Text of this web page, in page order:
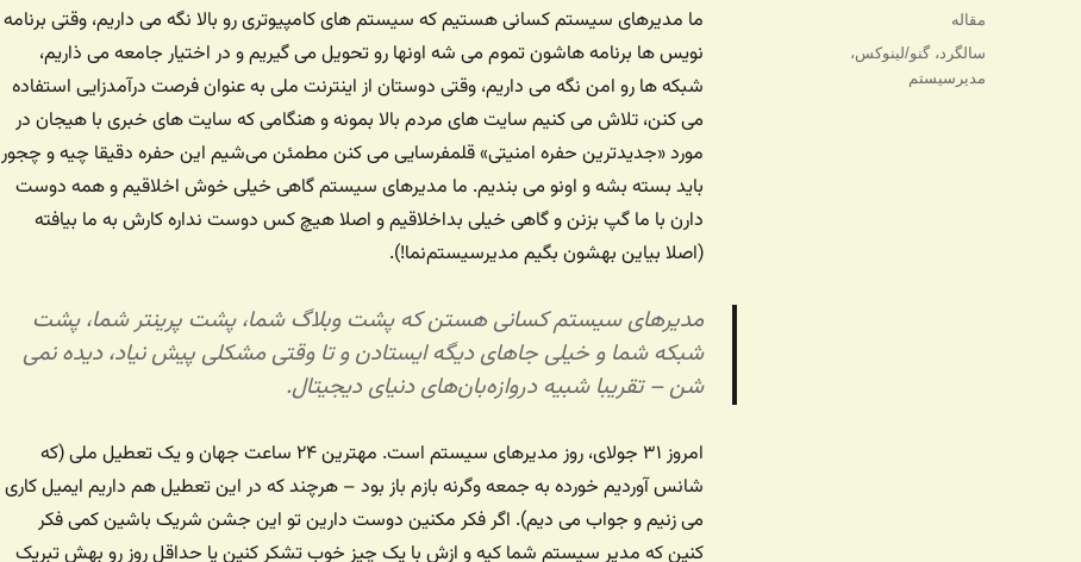
ما مدیرهای سیستم کسانی هستیم که سیستم های کامپیوتری رو بالا نگه می داریم، وقتی برنامه
نویس ها برنامه هاشون تموم می شه اونها رو تحویل می گیریم و در اختیار جامعه می ذاریم،
شبکه ها رو امن نگه می داریم، وقتی دوستان از اینترنت ملی به عنوان فرصت درآمدزایی استفاده
می کنن، تلاش می کنیم سایت های مردم بالا بمونه و هنگامی که سایت های خبری با هیجان در
مورد «جدیدترین حفره امنیتی» قلمفرسایی می کنن مطمئن می‌شیم این حفره دقیقا چیه و چجور
باید بسته بشه و اونو می بندیم. ما مدیرهای سیستم گاهی خیلی خوش اخلاقیم و همه دوست
دارن با ما گپ بزنن و گاهی خیلی بداخلاقیم و اصلا هیچ کس دوست نداره کارش به ما بیافته
(اصلا بیاین بهشون بگیم مدیرسیستم‌نما!).
مدیرهای سیستم کسانی هستن که پشت وبلاگ شما، پشت پرینتر شما، پشت
شبکه شما و خیلی جاهای دیگه ایستادن و تا وقتی مشکلی پیش نیاد، دیده نمی
شن – تقریبا شبیه دروازه‌بان‌های دنیای دیجیتال.
امروز ۳۱ جولای، روز مدیرهای سیستم است. مهترین ۲۴ ساعت جهان و یک تعطیل ملی (که
شانس آوردیم خورده به جمعه وگرنه بازم باز بود – هرچند که در این تعطیل هم داریم ایمیل کاری
می زنیم و جواب می دیم). اگر فکر مکنین دوست دارین تو این جشن شریک باشین کمی فکر
کنین که مدیر سیستم شما کیه و ازش با یک چیز خوب تشکر کنین یا حداقل روز رو بهش تبریک
شده
دسته‌ها
مقاله
برچسب‌ها
سالگرد،گنو/لینوکس،
مدیرسیستم